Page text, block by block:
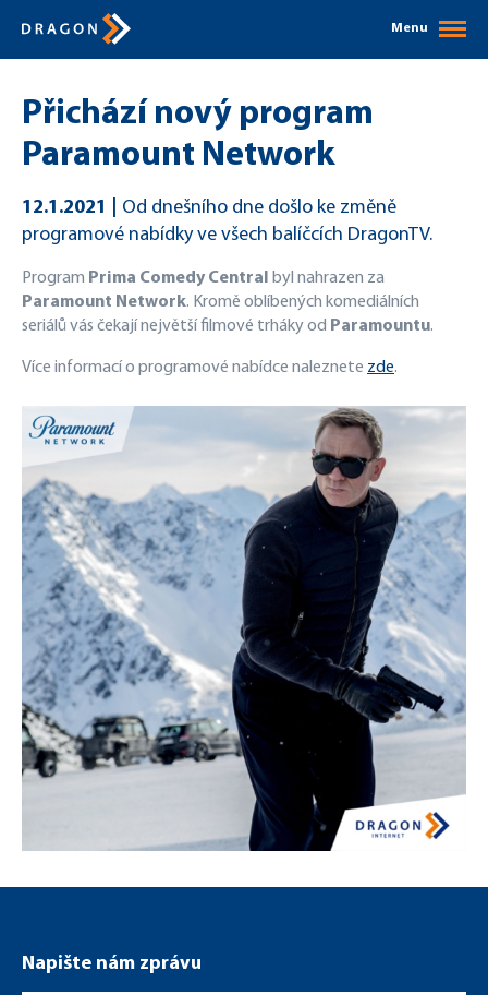
Menu
Přichází nový program
Paramount Network
12.1.2021
Od dnešního dne došlo ke změně
programové nabídky ve všech balíčcích DragonTV.
Program Prima Comedy Central
byl nahrazen za
Paramount Network. Kromě oblíbených komediálních
seriálů vás čekají největší filmové trháky od Paramountu.
Více informací o programové nabídce naleznete zde.
Napište nám zprávu